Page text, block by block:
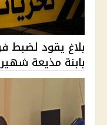
بلاغ يقود لضبط
بابنة مذيعة